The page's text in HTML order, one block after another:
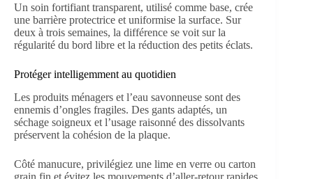
Un soin fortifiant transparent, utilisé comme base, crée
une barrière protectrice et uniformise la surface. Sur
deux à trois semaines, la différence se voit sur la
régularité du bord libre et la réduction des petits éclats.
Protéger intelligemment au quotidien
Les produits ménagers et l’eau savonneuse sont des
ennemis d’ongles fragiles. Des gants adaptés, un
séchage soigneux et l’usage raisonné des dissolvants
préservent la cohésion de la plaque.
Côté manucure, privilégiez une lime en verre ou carton
grain fin et évitez les mouvements d’aller-retour rapides